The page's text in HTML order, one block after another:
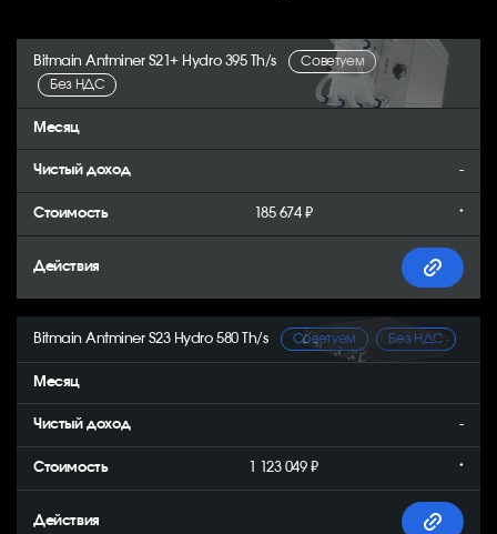
Bitmain Antminer S21+ Hydro 395 Th/s
Советуем
Без НДС
-
185 674 ₽ *
Bitmain Antminer S23 Hydro 580 Th/s Советуем Без НДС
-
1 123 049 ₽ *